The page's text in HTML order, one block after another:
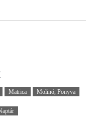
Matrica Molinó, Ponyva